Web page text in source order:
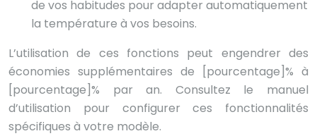
de vos habitudes pour adapter automatiquement
la température à vos besoins.
L’utilisation de ces fonctions peut engendrer des
économies supplémentaires de [pourcentage]% à
[pourcentage]% par an. Consultez le manuel
d’utilisation pour configurer ces fonctionnalités
spécifiques à votre modèle.